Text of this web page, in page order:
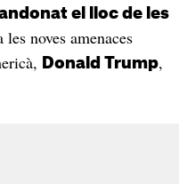
el lloc de les
noves amenaces
Donald Trump,